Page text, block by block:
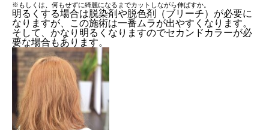
※もしくは、何もせずに綺麗になるまでカットしながら伸ばすか。
明るくする場合は脱染剤や脱色剤（ブリーチ）が必要に
なりますが、この施術は一番ムラが出やすくなります。
そして、かなり明るくなりますのでセカンドカラーが必
要な場合もあります。